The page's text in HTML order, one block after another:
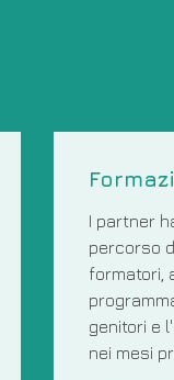
I partner
percorso
formatori,
genitori e
nei mesi